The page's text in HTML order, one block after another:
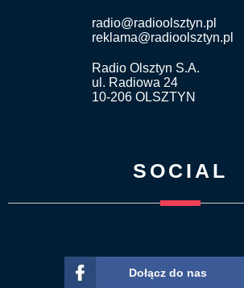
radio@radioolsztyn.pl
reklama@radioolsztyn.pl
Radio Olsztyn S.A.
ul. Radiowa 24
10-206 OLSZTYN
SOCIAL
Dołącz do nas